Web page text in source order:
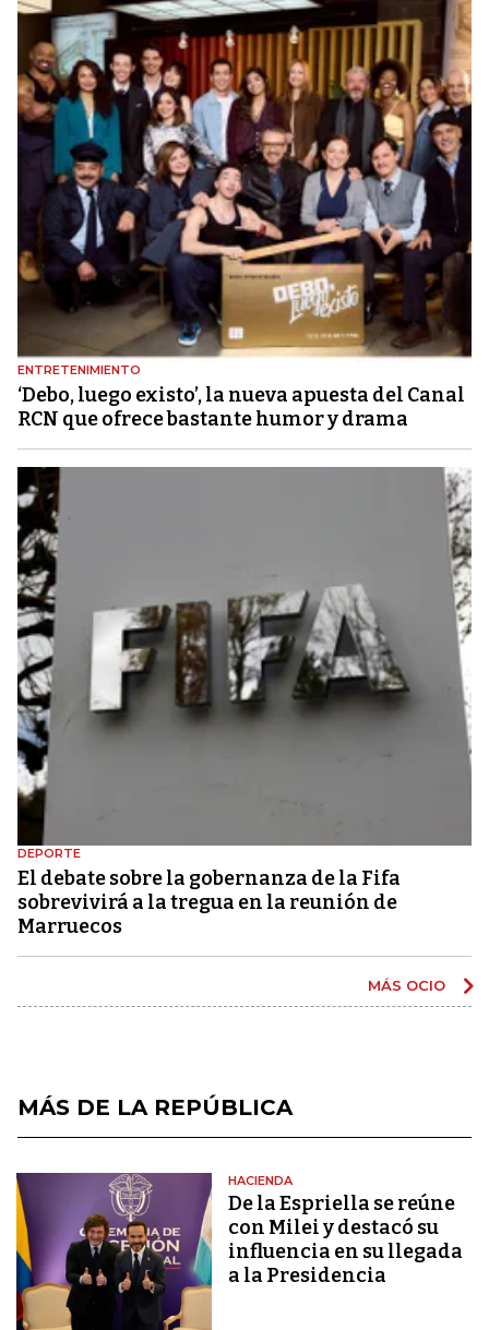
ENTRETENIMIENTO
‘Debo, luego existo’, la nueva apuesta del Canal
RCN que ofrece bastante humor y drama
DEPORTE
El debate sobre la gobernanza de la Fifa
sobrevivirá a la tregua en la reunión de
Marruecos
MÁS OCIO
MÁS DE LA REPÚBLICA
HACIENDA
De la Espriella se reúne
con Milei y destacó su
influencia en su llegada
a la Presidencia